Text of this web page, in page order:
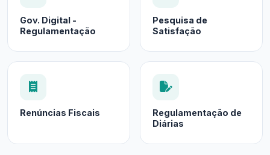
Gov. Digital -
Regulamentação
Pesquisa de
Satisfação
Renúncias Fiscais
Regulamentação de
Diárias